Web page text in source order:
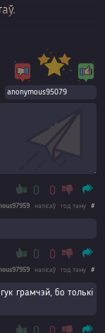
0 0
напісаў год таму #
0 0
напісаў год таму #
грамчэй, бо толькі